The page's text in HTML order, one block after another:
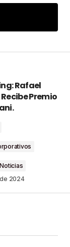
Rafael
Premio
Noticias
2024